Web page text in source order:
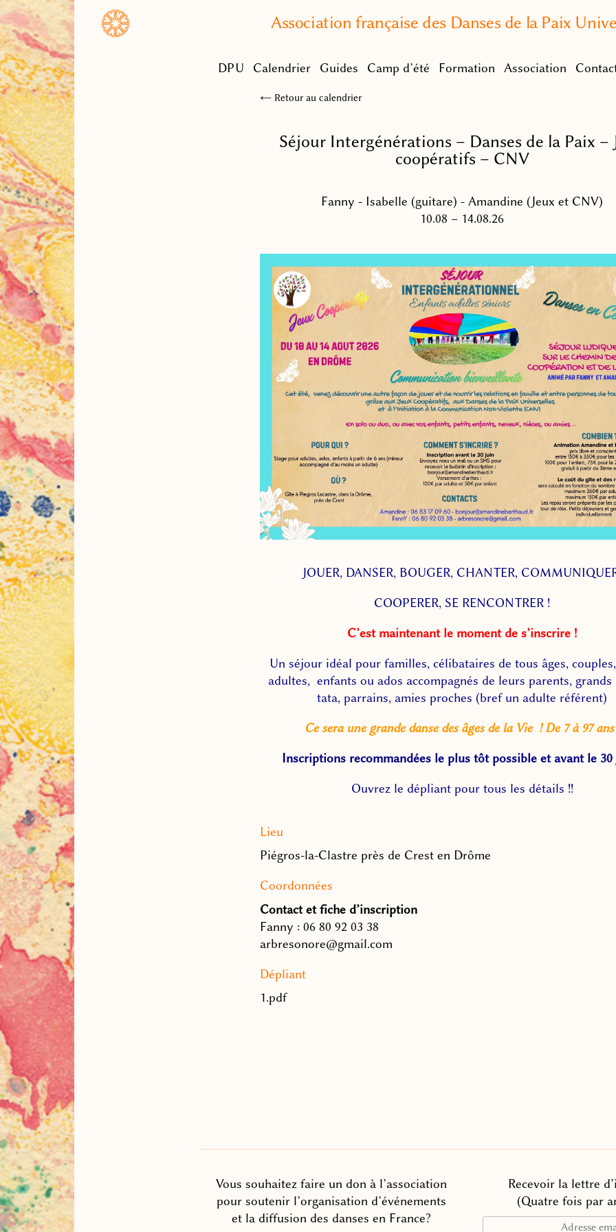
Association française des Danses de la Paix
DPU Calendrier Guides Camp d’été Formation Association
← Retour au calendrier
Séjour Intergénérations – Danses de la Paix –
coopératifs – CNV
Fanny - Isabelle (guitare) - Amandine (Jeux et CNV)
10.08 – 14.08.26
JOUER, DANSER, BOUGER, CHANTER,
COOPERER, SE RENCONTRER !
C’est maintenant le moment de s’inscrire !
Un séjour idéal pour familles, célibataires de tous âges,
adultes, enfants ou ados accompagnés de leurs parents, grands
tata, parrains, amies proches (bref un adulte référent)
Ce sera une grande danse des âges de la Vie ! De 7 à 97
Inscriptions recommandées le plus tôt possible et avant le
Ouvrez le dépliant pour tous les détails !!
Lieu
Piégros-la-Clastre près de Crest en Drôme
Coordonnées
Contact et fiche d’inscription
Fanny : 06 80 92 03 38
arbresonore@gmail.com
Dépliant
1.pdf
Vous souhaitez faire un don à l’association
pour soutenir l’organisation d’événements
et la diffusion des danses en France?
Recevoir la lettre
(Quatre fois par